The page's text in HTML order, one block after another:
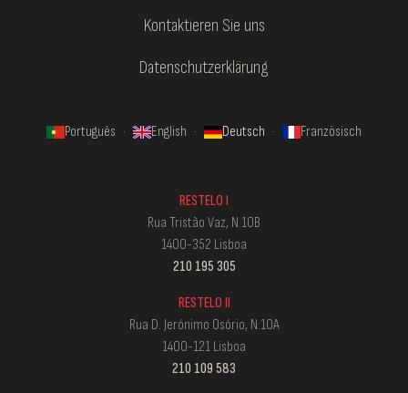
Kontaktieren Sie uns
Datenschutzerklärung
Português · English · Deutsch · Französisch
RESTELO I
Rua Tristão Vaz, N.10B
1400-352 Lisboa
210 195 305
RESTELO II
Rua D. Jerónimo Osório, N.10A
1400-121 Lisboa
210 109 583